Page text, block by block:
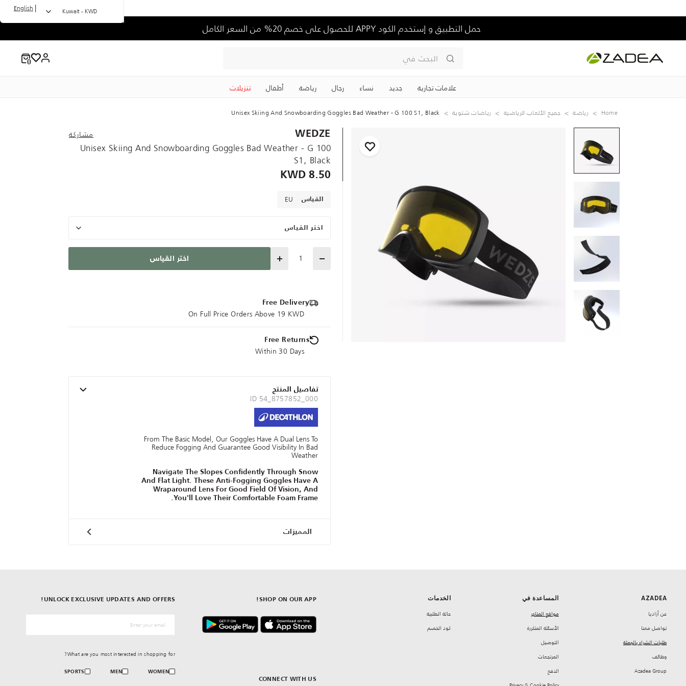
حمل التطبيق و إستخدم الكود APPY للحصول على خصم 20% من السعر الكامل
البحث في
علامات تجارية جديد نساء رجال رياضة ‏أطفال تنزيلات
Kuwait - KWD
|
English
Home رياضة جميع الألعاب الرياضية رياضات شتوية Unisex Skiing And Snowboarding Goggles Bad Weather - G 100 S1, Black
WEDZE مشاركة
Unisex Skiing And Snowboarding Goggles Bad Weather - G 100
S1, Black
8.50 KWD
القياس EU
اختر القياس
Quantity اختر القياس
Free Delivery
On Full Price Orders Above 19 KWD
Free Returns
Within 30 Days
تفاصيل المنتج
ID 54_8757852_000
From The Basic Model, Our Goggles Have A Dual Lens To
Reduce Fogging And Guarantee Good Visibility In Bad
Weather
Navigate The Slopes Confidently Through Snow
And Flat Light. These Anti-Fogging Goggles Have A
Wraparound Lens For Good Field Of Vision, And
You'll Love Their Comfortable Foam Frame.
المميزات
AZADEA
‏عن أزاديا
تواصل معنا
طلبات الشراء بالجملة
‏وظائف
Azadea Group
المساعدة في
مواقع المتاجر
‏الأسئلة المتكررة
‏التوصيل
‏المرتجعات
‏الدفع
الخدمات
حالة الطلبية
كود الخصم
CONNECT WITH US
SHOP ON OUR APP!
UNLOCK EXCLUSIVE UPDATES AND OFFERS!
What are you most interested in shopping for?
WOMEN
MEN
SPORTS